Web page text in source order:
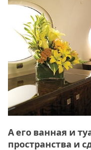
А его ванная и
пространства и